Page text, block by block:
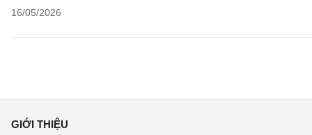
16/05/2026
GIỚI THIỆU